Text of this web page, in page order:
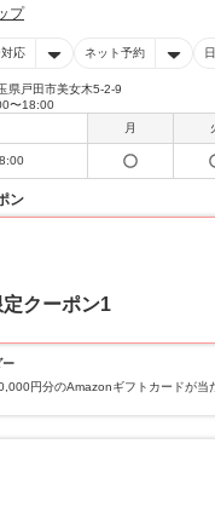
プ
応 ネット予約
県戸田市美女木5-2-9
〜18:00
月
ン
クーポン1
ー
円分のAmazonギフトカードが当